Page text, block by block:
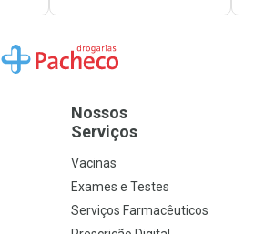
Ir para a Home
Nossos
Serviços
Vacinas
Exames e Testes
Serviços Farmacêuticos